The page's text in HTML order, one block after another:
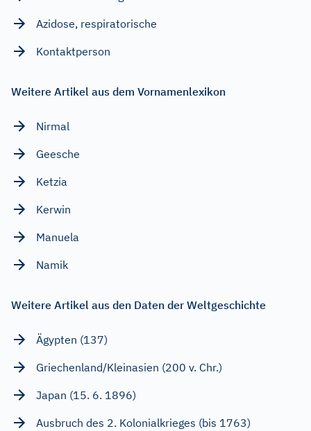
Azidose, respiratorische
Kontaktperson
Weitere Artikel aus dem Vornamenlexikon
Nirmal
Geesche
Ketzia
Kerwin
Manuela
Namik
Weitere Artikel aus den Daten der Weltgeschichte
Ägypten (137)
Griechenland/Kleinasien (200 v. Chr.)
Japan (15. 6. 1896)
Ausbruch des 2. Kolonialkrieges (bis 1763)